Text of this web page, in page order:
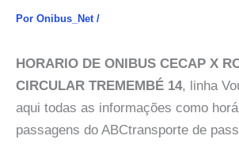
Por Onibus_Net /
HORARIO DE ONIBUS CECAP X
CIRCULAR TREMEMBÉ 14, linha
aqui todas as informações como
passagens do ABCtransporte de